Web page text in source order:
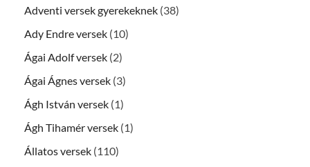
Adventi versek gyerekeknek (38)
Ady Endre versek (10)
Ágai Adolf versek (2)
Ágai Ágnes versek (3)
Ágh István versek (1)
Ágh Tihamér versek (1)
Állatos versek (110)